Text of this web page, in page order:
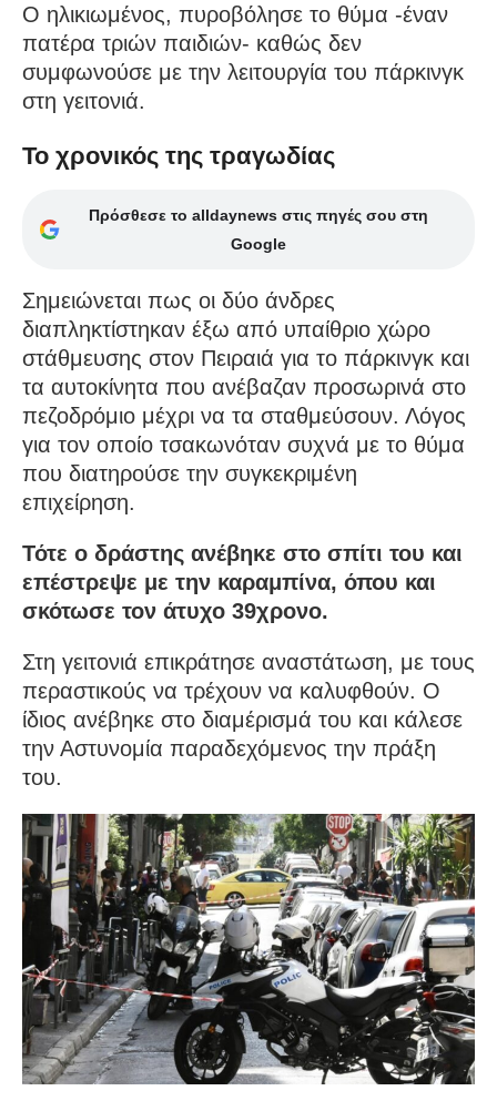
Ο ηλικιωμένος, πυροβόλησε το θύμα -έναν
πατέρα τριών παιδιών- καθώς δεν
συμφωνούσε με την λειτουργία του πάρκινγκ
στη γειτονιά.
Το χρονικός της τραγωδίας
Πρόσθεσε το alldaynews στις πηγές σου στη
Google
Σημειώνεται πως οι δύο άνδρες
διαπληκτίστηκαν έξω από υπαίθριο χώρο
στάθμευσης στον Πειραιά για το πάρκινγκ και
τα αυτοκίνητα που ανέβαζαν προσωρινά στο
πεζοδρόμιο μέχρι να τα σταθμεύσουν. Λόγος
για τον οποίο τσακωνόταν συχνά με το θύμα
που διατηρούσε την συγκεκριμένη
επιχείρηση.
Τότε ο δράστης ανέβηκε στο σπίτι του και
επέστρεψε με την καραμπίνα, όπου και
σκότωσε τον άτυχο 39χρονο.
Στη γειτονιά επικράτησε αναστάτωση, με τους
περαστικούς να τρέχουν να καλυφθούν. Ο
ίδιος ανέβηκε στο διαμέρισμά του και κάλεσε
την Αστυνομία παραδεχόμενος την πράξη
του.